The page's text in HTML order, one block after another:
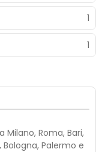
1
1
Roma, Bari,
Palermo e